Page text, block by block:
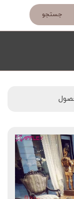
جستجو